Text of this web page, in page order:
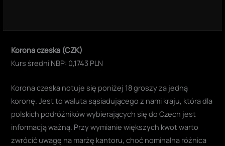
Korona czeska (CZK)
Kurs średni NBP: 0,1743 PLN
Korona czeska notuje się poniżej 18 groszy za jedną
koronę. Jest to waluta sąsiadującego z nami kraju, która dla
polskich podróżników wybierających się do Czech jest
informacją ważną. Przy wymianie większych kwot warto
zwrócić uwagę na marżę kantoru, choć nominalna różnica